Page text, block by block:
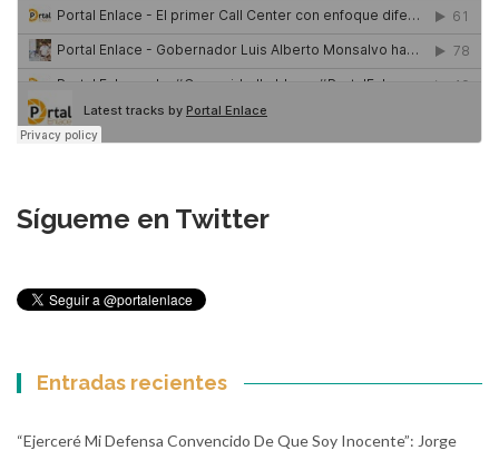
Sígueme en Twitter
Entradas recientes
“Ejerceré Mi Defensa Convencido De Que Soy Inocente”: Jorge